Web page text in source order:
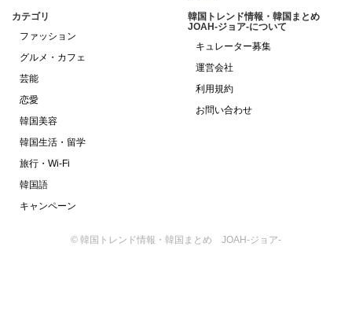
カテゴリ
ファッション
グルメ・カフェ
芸能
恋愛
韓国美容
韓国生活・留学
旅行・Wi-Fi
韓国語
キャンペーン
韓国トレンド情報・韓国まとめ
JOAH-ジョア-について
キュレーター募集
運営会社
利用規約
お問い合わせ
© 韓国トレンド情報・韓国まとめ JOAH-ジョア-